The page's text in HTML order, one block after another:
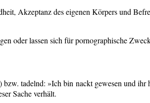
Akzeptanz des eigenen Körpers und
oder lassen sich für pornographische
tadelnd: »Ich bin nackt gewesen und ihr
Sache verhält.